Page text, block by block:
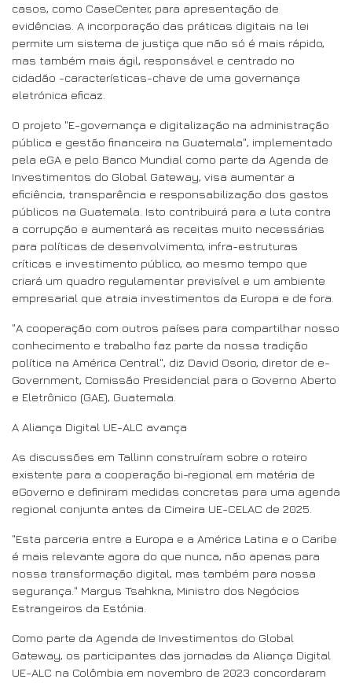
casos, como CaseCenter, para apresentação de
evidências. A incorporação das práticas digitais na lei
permite um sistema de justiça que não só é mais rápido,
mas também mais ágil, responsável e centrado no
cidadão -características-chave de uma governança
eletrónica eficaz.
O projeto "E-governança e digitalização na administração
pública e gestão financeira na Guatemala", implementado
pela eGA e pelo Banco Mundial como parte da Agenda de
Investimentos do Global Gateway, visa aumentar a
eficiência, transparência e responsabilização dos gastos
públicos na Guatemala. Isto contribuirá para a luta contra
a corrupção e aumentará as receitas muito necessárias
para políticas de desenvolvimento, infra-estruturas
críticas e investimento público, ao mesmo tempo que
criará um quadro regulamentar previsível e um ambiente
empresarial que atraia investimentos da Europa e de fora.
"A cooperação com outros países para compartilhar nosso
conhecimento e trabalho faz parte da nossa tradição
política na América Central", diz David Osorio, diretor de e-
Government, Comissão Presidencial para o Governo Aberto
e Eletrônico (GAE), Guatemala.
A Aliança Digital UE-ALC avança
As discussões em Tallinn construíram sobre o roteiro
existente para a cooperação bi-regional em matéria de
eGoverno e definiram medidas concretas para uma agenda
regional conjunta antes da Cimeira UE-CELAC de 2025.
"Esta parceria entre a Europa e a América Latina e o Caribe
é mais relevante agora do que nunca, não apenas para
nossa transformação digital, mas também para nossa
segurança." Margus Tsahkna, Ministro dos Negócios
Estrangeiros da Estónia.
Como parte da Agenda de Investimentos do Global
Gateway, os participantes das jornadas da Aliança Digital
UE-ALC na Colômbia em novembro de 2023 concordaram